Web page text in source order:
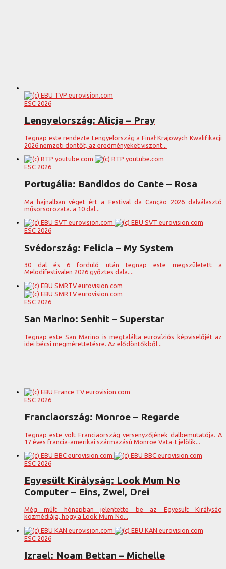
ESC 2026
Lengyelország: Alicja – Pray
Tegnap este rendezte Lengyelország a Finał Krajowych Kwalifikacji
2026 nemzeti döntőt, az eredményeket viszont...
ESC 2026
Portugália: Bandidos do Cante – Rosa
Ma hajnalban véget ért a Festival da Canção 2026 dalválasztó
műsorsorozata. a 10 dal...
ESC 2026
Svédország: Felicia – My System
30 dal és 6 forduló után tegnap este megszületett a
Melodifestivalen 2026 győztes dala....
ESC 2026
San Marino: Senhit – Superstar
Tegnap este San Marino is megtalálta eurovíziós képviselőjét az
idei bécsi megmérettetésre. Az elődöntőkből...
ESC 2026
Franciaország: Monroe – Regarde
Tegnap este volt Franciaország versenyzőjének dalbemutatója. A
17 éves francia-amerikai származású Monroe Vata-t jelölik...
ESC 2026
Egyesült Királyság: Look Mum No
Computer – Eins, Zwei, Drei
Még múlt hónapban jelentette be az Egyesült Királyság
közmédiája, hogy a Look Mum No...
ESC 2026
Izrael: Noam Bettan – Michelle